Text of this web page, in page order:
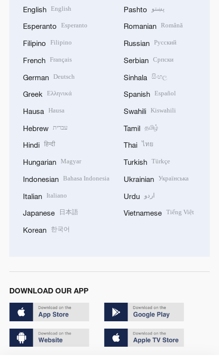
English English
Esperanto Esperanto
Filipino Filipino
French Français
German Deutsch
Greek Ελληνικά
Hausa Hausa
Hebrew עברית
Hindi हिन्दी
Hungarian Magyar
Indonesian Bahasa Indonesia
Italian Italiano
Japanese 日本語
Korean 한국어
Pashto پښتو
Romanian Română
Russian Русский
Serbian Српски
Sinhala සිංහල
Spanish Español
Swahili Kiswahili
Tamil தமிழ்
Thai ไทย
Turkish Türkçe
Ukrainian Українська
Urdu اردو
Vietnamese Tiếng Việt
DOWNLOAD OUR APP